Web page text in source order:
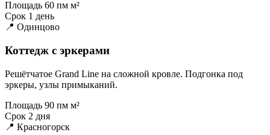
Площадь 60 пм м²
Срок 1 день
📍 Одинцово
Коттедж с эркерами
Решётчатое Grand Line на сложной кровле. Подгонка под
эркеры, узлы примыканий.
Площадь 90 пм м²
Срок 2 дня
📍 Красногорск